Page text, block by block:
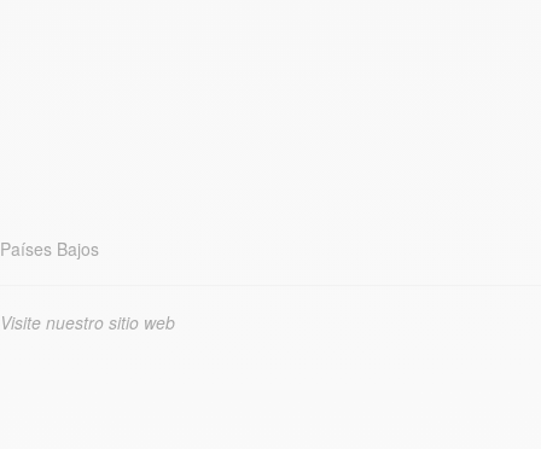
Países Bajos
Visite nuestro sitio web